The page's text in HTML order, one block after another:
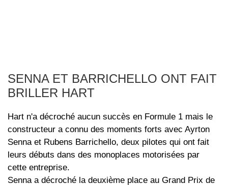
SENNA ET BARRICHELLO ONT FAIT
BRILLER HART
Hart n'a décroché aucun succès en Formule 1 mais le
constructeur a connu des moments forts avec Ayrton
Senna et Rubens Barrichello, deux pilotes qui ont fait
leurs débuts dans des monoplaces motorisées par
cette entreprise.
Senna a décroché la deuxième place au Grand Prix de